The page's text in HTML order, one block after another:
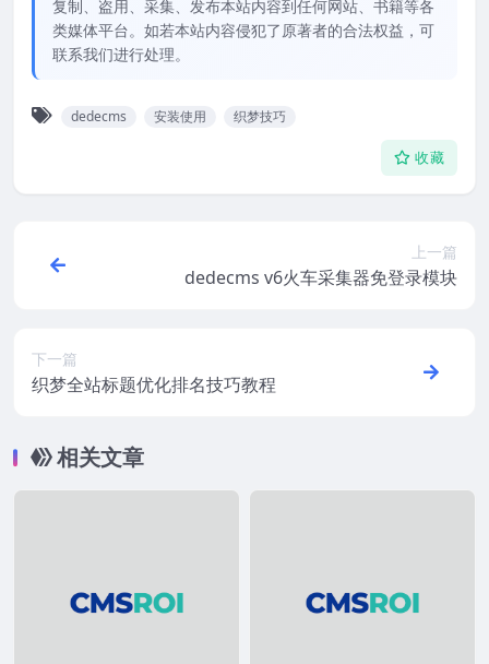
复制、盗用、采集、发布本站内容到任何网站、书籍等各
类媒体平台。如若本站内容侵犯了原著者的合法权益，可
联系我们进行处理。
dedecms 安装使用 织梦技巧
收藏
上一篇
dedecms v6火车采集器免登录模块
下一篇
织梦全站标题优化排名技巧教程
相关文章